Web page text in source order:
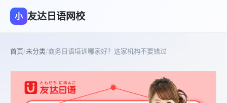
小 友达日语网校
首页/未分类/商务日语培训哪家好？这家机构不要错过